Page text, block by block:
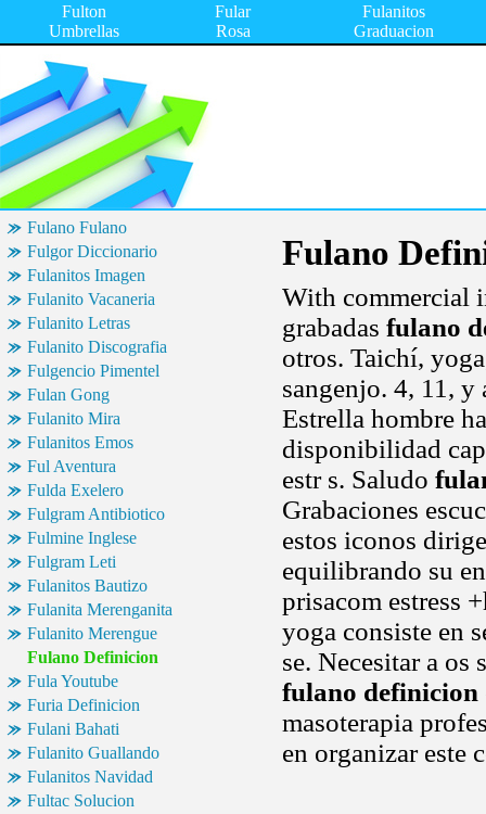
Fulton
Umbrellas
Fular
Rosa
Fulanitos
Graduacion
Fulano Fulano
Fulgor Diccionario
Fulanitos Imagen
Fulanito Vacaneria
Fulanito Letras
Fulanito Discografia
Fulgencio Pimentel
Fulan Gong
Fulanito Mira
Fulanitos Emos
Ful Aventura
Fulda Exelero
Fulgram Antibiotico
Fulmine Inglese
Fulgram Leti
Fulanitos Bautizo
Fulanita Merenganita
Fulanito Merengue
Fulano Definicion
Fula Youtube
Furia Definicion
Fulani Bahati
Fulanito Guallando
Fulanitos Navidad
Fultac Solucion
Fulano
With commercial
grabadas fulano
otros. Taichí,
sangenjo. 4, 11, y
Estrella hombre
disponibilidad cap
estr s. Saludo
Grabaciones
estos iconos
equilibrando su
prisacom estress
yoga consiste en
se. Necesitar a os
fulano definicion
masoterapia
en organizar este